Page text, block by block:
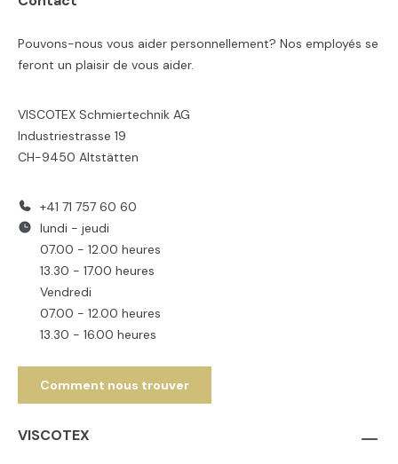
Pouvons-nous vous aider personnellement? Nos employés se
feront un plaisir de vous aider.
VISCOTEX Schmiertechnik AG
Industriestrasse 19
CH-9450 Altstätten
+41 71 757 60 60
lundi - jeudi
07.00 - 12.00 heures
13.30 - 17.00 heures
Vendredi
07.00 - 12.00 heures
13.30 - 16.00 heures
Comment nous trouver
VISCOTEX